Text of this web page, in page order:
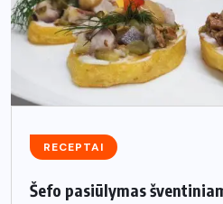
RECEPTAI
Šefo pasiūlymas